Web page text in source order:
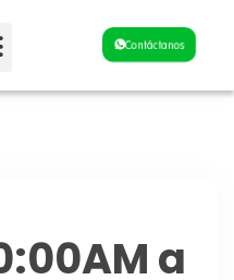
Contáctanos
a